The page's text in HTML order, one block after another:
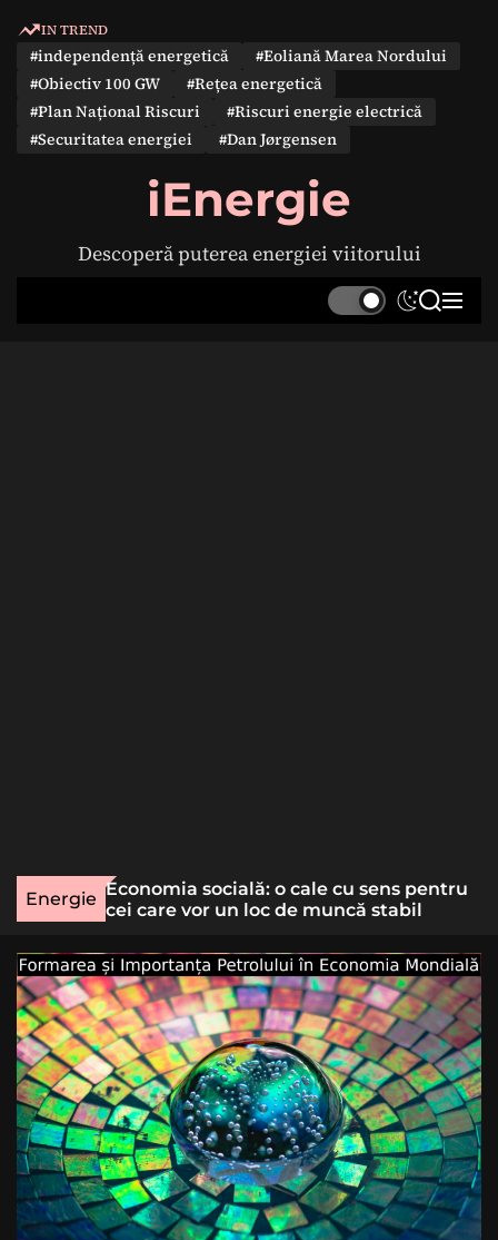
IN TREND
#independență energetică
#Eoliană Marea Nordului
#Obiectiv 100 GW
#Rețea energetică
#Plan Național Riscuri
#Riscuri energie electrică
#Securitatea energiei
#Dan Jørgensen
iEnergie
Descoperă puterea energiei viitorului
S
S M
Energie
rară
Economia socială: o cale cu sens pentru
cei care vor un loc de muncă stabil